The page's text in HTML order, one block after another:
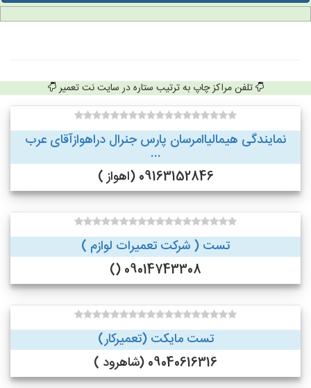
تلفن مراکز چاپ به ترتیب ستاره در سایت نت تعمیر
نمایندگی هیمالیاامرسان پارس جنرال دراهوازآقای عرب
...
09163152846 (اهواز )
تست ( شرکت تعمیرات لوازم )
09014743308 ()
تست مایکت (تعمیرکار)
09040616316 (شاهرود )